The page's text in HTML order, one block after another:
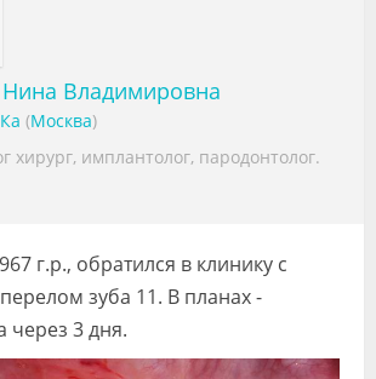
Владимировна
(Москва)
хирург, имплантолог, пародонтолог.
г.р., обратился в клинику с
зуба 11. В планах -
через 3 дня.